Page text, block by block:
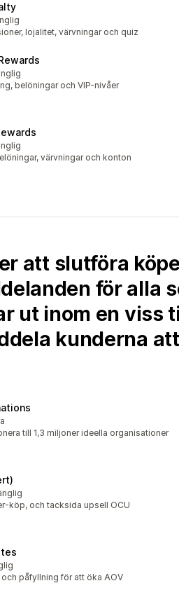
lojalitet, värvningar och quiz
belöningar och VIP-nivåer
värvningar och konton
att slutföra
för alla
ut inom en viss
kunderna
till 1,3 miljoner ideella organisationer
köp, och tacksida upsell OCU
påfyllning för att öka AOV